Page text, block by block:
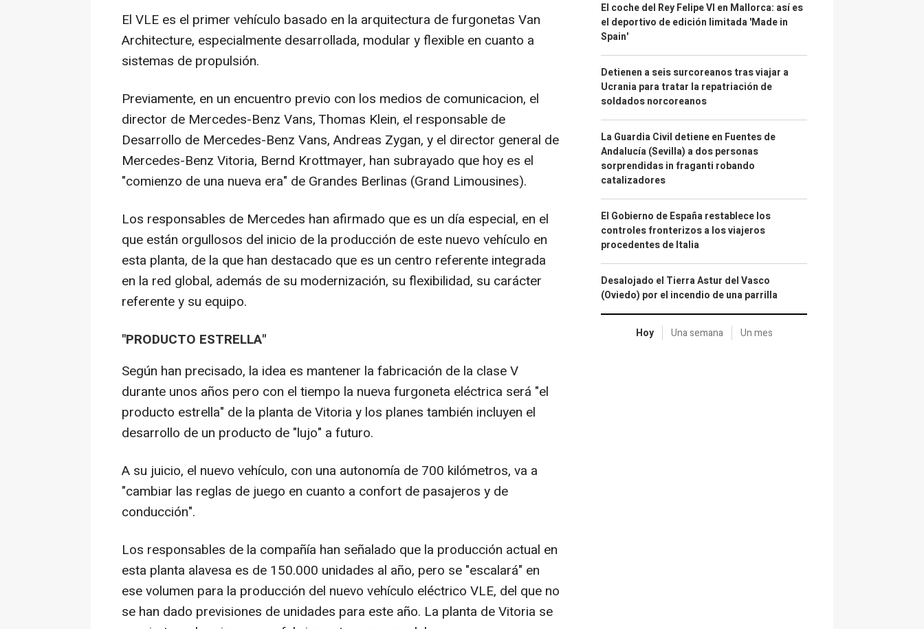
El VLE es el primer vehículo basado en la arquitectura de furgonetas Van
Architecture, especialmente desarrollada, modular y flexible en cuanto a
sistemas de propulsión.
Previamente, en un encuentro previo con los medios de comunicacion, el
director de Mercedes-Benz Vans, Thomas Klein, el responsable de
Desarrollo de Mercedes-Benz Vans, Andreas Zygan, y el director general de
Mercedes-Benz Vitoria, Bernd Krottmayer, han subrayado que hoy es el
"comienzo de una nueva era" de Grandes Berlinas (Grand Limousines).
Los responsables de Mercedes han afirmado que es un día especial, en el
que están orgullosos del inicio de la producción de este nuevo vehículo en
esta planta, de la que han destacado que es un centro referente integrada
en la red global, además de su modernización, su flexibilidad, su carácter
referente y su equipo.
"PRODUCTO ESTRELLA"
Según han precisado, la idea es mantener la fabricación de la clase V
durante unos años pero con el tiempo la nueva furgoneta eléctrica será "el
producto estrella" de la planta de Vitoria y los planes también incluyen el
desarrollo de un producto de "lujo" a futuro.
A su juicio, el nuevo vehículo, con una autonomía de 700 kilómetros, va a
"cambiar las reglas de juego en cuanto a confort de pasajeros y de
conducción".
Los responsables de la compañía han señalado que la producción actual en
esta planta alavesa es de 150.000 unidades al año, pero se "escalará" en
ese volumen para la producción del nuevo vehículo eléctrico VLE, del que no
se han dado previsiones de unidades para este año. La planta de Vitoria se
El coche del Rey Felipe VI en Mallorca: así es
el deportivo de edición limitada 'Made in
Spain'
Detienen a seis surcoreanos tras viajar a
Ucrania para tratar la repatriación de
soldados norcoreanos
La Guardia Civil detiene en Fuentes de
Andalucía (Sevilla) a dos personas
sorprendidas in fraganti robando
catalizadores
El Gobierno de España restablece los
controles fronterizos a los viajeros
procedentes de Italia
Desalojado el Tierra Astur del Vasco
(Oviedo) por el incendio de una parrilla
Hoy Una semana Un mes